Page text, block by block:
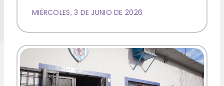
MIÉRCOLES, 3 DE JUNIO DE 2026